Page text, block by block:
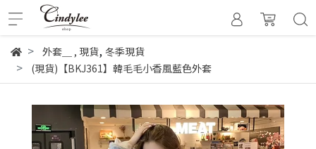
外套＿ , 現貨, 冬季現貨
(現貨)【BKJ361】韓毛毛小香風藍色外套